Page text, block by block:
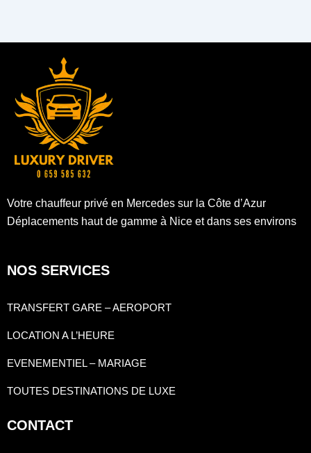
Votre chauffeur privé en Mercedes sur la Côte d’Azur
Déplacements haut de gamme à Nice et dans ses environs
NOS SERVICES
TRANSFERT GARE – AEROPORT
LOCATION A L’HEURE
EVENEMENTIEL – MARIAGE
TOUTES DESTINATIONS DE LUXE
CONTACT